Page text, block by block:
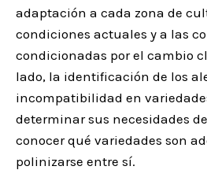
adaptación a cada zona de
condiciones actuales y a las
condicionadas por el cambio
lado, la identificación de los
incompatibilidad en
determinar sus necesidades
conocer qué variedades son
polinizarse entre sí.